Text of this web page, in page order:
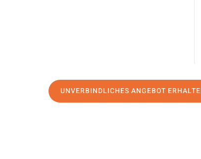
UNVERBINDLICHES ANGEBOT